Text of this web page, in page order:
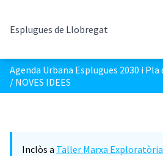
Esplugues de Llobregat
/ NOVES IDEES
Inclòs a Taller Marxa Exploratòria